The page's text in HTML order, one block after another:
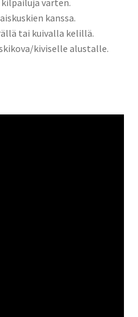
kanssa.
tai kuivalla kelillä.
kiviselle alustalle.